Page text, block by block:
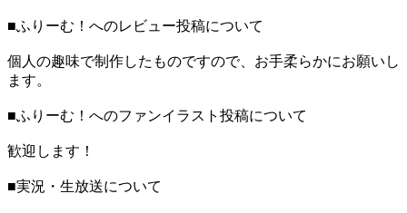
■ふりーむ！へのレビュー投稿について
個人の趣味で制作したものですので、お手柔らかにお願いし
ます。
■ふりーむ！へのファンイラスト投稿について
歓迎します！
■実況・生放送について